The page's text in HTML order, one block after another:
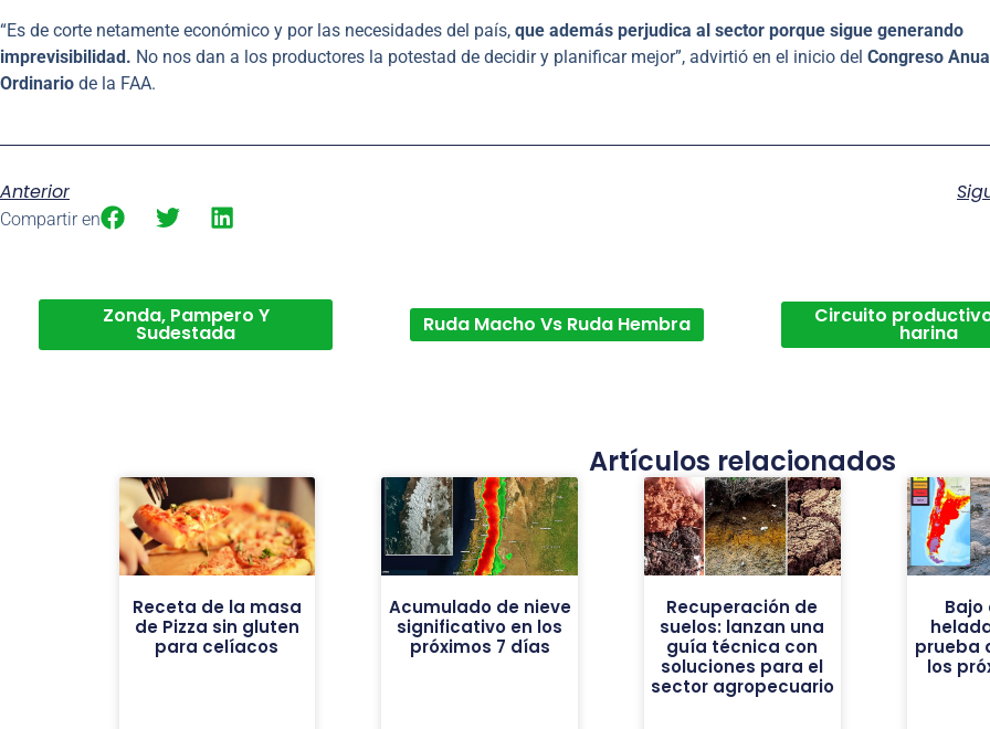
“Es de corte netamente económico y por las necesidades del país, que además perjudica al sector porque sigue generando
imprevisibilidad. No nos dan a los productores la potestad de decidir y planificar mejor”, advirtió en el inicio del Congreso
Ordinario de la FAA.
Anterior
Compartir en
Zonda, Pampero Y
Sudestada Ruda Macho Vs Ruda Hembra Circuito
harina
Artículos relacionados
Receta de la masa
de Pizza sin gluten
para celíacos
Acumulado de nieve
significativo en los
próximos 7 días
Recuperación de
suelos: lanzan una
guía técnica con
soluciones para el
sector agropecuario
Bajo
prueba
los